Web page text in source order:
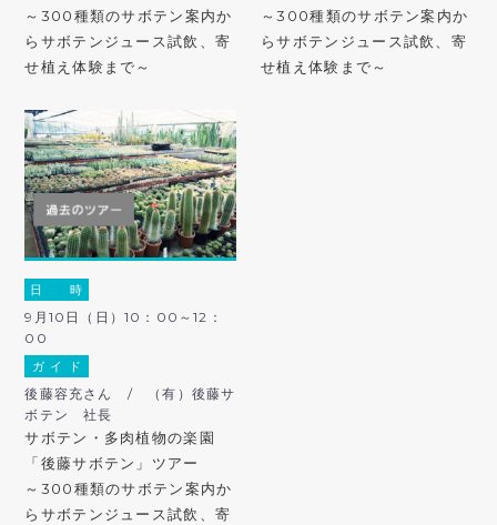
～300種類のサボテン案内か
らサボテンジュース試飲、寄
せ植え体験まで～
～300種類のサボテン案内か
らサボテンジュース試飲、寄
せ植え体験まで～
日 時
9月10日（日）10：00～12：
00
ガ イ ド
後藤容充さん / （有）後藤サ
ボテン 社長
サボテン・多肉植物の楽園
「後藤サボテン」ツアー
～300種類のサボテン案内か
らサボテンジュース試飲、寄